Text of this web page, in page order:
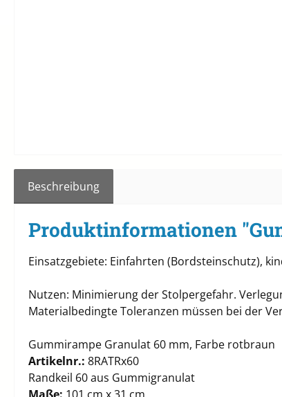
Beschreibung
Produktinformationen
Einsatzgebiete: Einfahrten (Bordsteinschutz),
Nutzen: Minimierung der Stolpergefahr.
Materialbedingte Toleranzen müssen bei der
Gummirampe Granulat 60 mm, Farbe rotbraun
Artikelnr.: 8RATRx60
Randkeil 60 aus Gummigranulat